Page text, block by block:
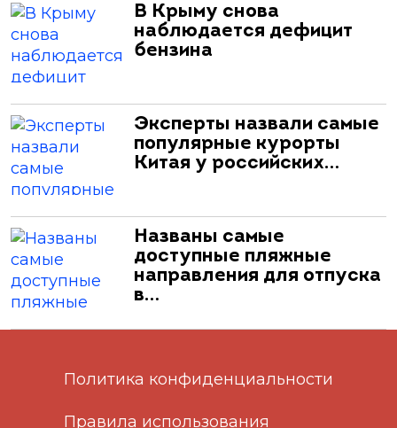
В Крыму снова
наблюдается дефицит
бензина
Эксперты назвали самые
популярные курорты
Китая у российских…
Названы самые
доступные пляжные
направления для отпуска
в…
Политика конфиденциальности
Правила использования